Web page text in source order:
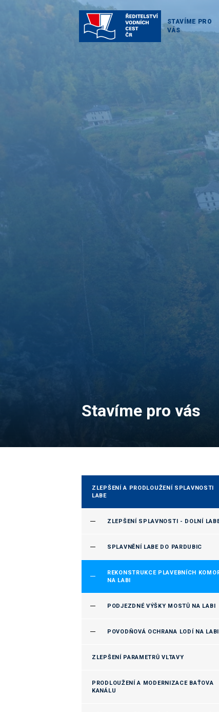
STAVÍME PRO
VÁS
Stavíme pro vás
ZLEPŠENÍ A PRODLOUŽENÍ SPLAVNOSTI
LABE
ZLEPŠENÍ SPLAVNOSTI - DOLNÍ
SPLAVNĚNÍ LABE DO PARDUBIC
REKONSTRUKCE PLAVEBNÍCH
NA LABI
PODJEZDNÉ VÝŠKY MOSTŮ NA LABI
POVODŇOVÁ OCHRANA LODÍ NA LABI
ZLEPŠENÍ PARAMETRŮ VLTAVY
PRODLOUŽENÍ A MODERNIZACE BAŤOVA
KANÁLU